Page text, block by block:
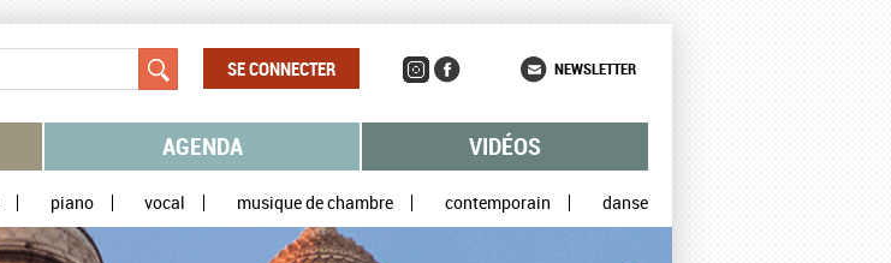
SE CONNECTER NEWSLETTER
AGENDA VIDÉOS
piano vocal musique de chambre contemporain danse